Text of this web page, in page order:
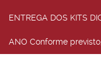
ENTREGA DOS KITS
ANO Conforme